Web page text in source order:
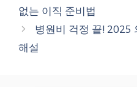
없는 이직 준비법
병원비 걱정 끝! 2025
해설